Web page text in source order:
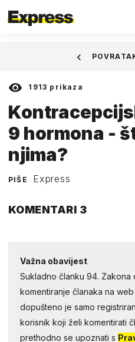
1913 prikaza
9 hormona -
njima?
PIŠE Express
KOMENTARI 3
Važna obavijest
Sukladno članku 94. Zakona
komentiranje članaka na
dopušteno je samo
korisnik koji želi komentirati
prethodno se upoznati s